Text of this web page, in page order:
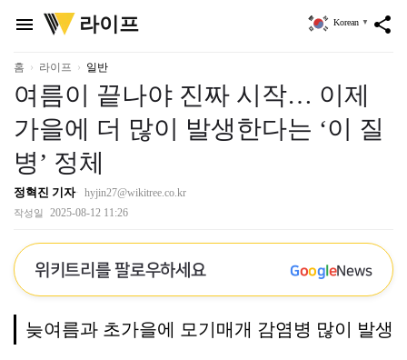
menu
위
키
리
라이프 share
Korean ▼
홈 라이프 일반
여름이 끝나야 진짜 시작… 이제
가을에 더 많이 발생한다는 ‘이 질
병’ 정체
정혁진 기자 hyjin27@wikitree.co.kr
작성일 2025-08-12 11:26
위키트리를 팔로우하세요 GoogleNews
늦여름과 초가을에 모기매개 감염병 많이 발생